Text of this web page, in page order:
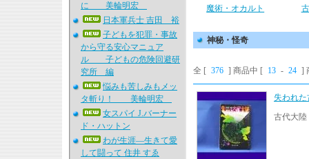
に 美輪明宏
日本軍兵士 吉田 裕
子どもを犯罪・事故
から守る安心マニュア
ル 子どもの危険回避研
究所 編
悩みも苦しみもメッ
タ斬り！ 美輪明宏
女スパイ J.バーナー
ド・ハットン
わが生涯―生きて愛
して闘って 住井 すゑ
魔術・オカルト
神秘・怪奇
全 [ 376 ] 商品中 [ 13 - 24 ]
失われ
古代大陸